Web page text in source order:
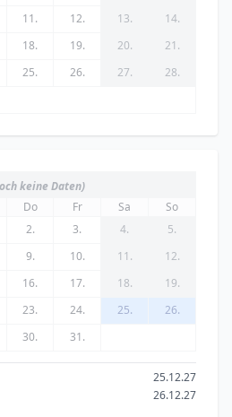
11. 12. 13.
14.
18. 19. 20.
21.
25. 26. 27.
28.
keine Daten)
Do Fr Sa
So
2. 3. 4.
5.
9. 10. 11.
12.
16. 17. 18.
19.
23. 24. 25.
26.
30. 31.
25.12.27
26.12.27